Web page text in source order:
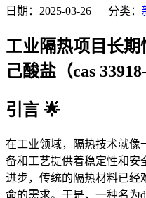
日期：2025-03-26 分类：
工业隔热项目长
己酸盐（cas
引言 🌟
在工业领域，隔热技术就像
备和工艺提供着稳定性和安
进步，传统的隔热材料已经
命的需求。于是，一种名为